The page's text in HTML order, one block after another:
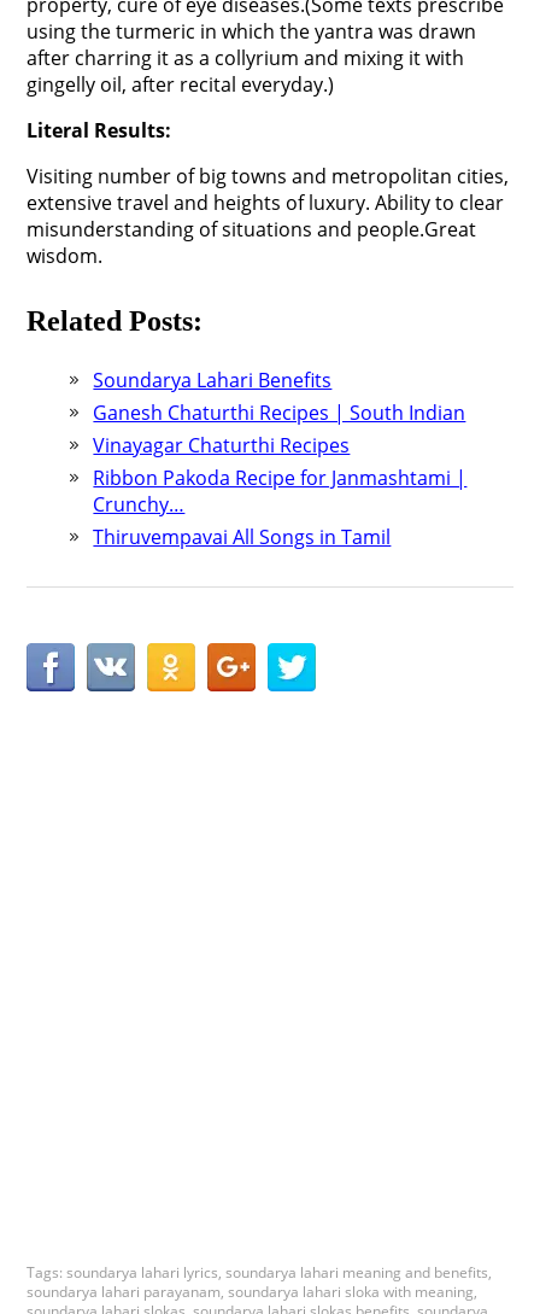
using the turmeric in which the yantra was drawn
after charring it as a collyrium and mixing it with
gingelly oil, after recital everyday.)
Literal Results:
Visiting number of big towns and metropolitan cities,
extensive travel and heights of luxury. Ability to clear
misunderstanding of situations and people.Great
wisdom.
Related Posts:
Soundarya Lahari Benefits
Ganesh Chaturthi Recipes | South Indian
Vinayagar Chaturthi Recipes
Ribbon Pakoda Recipe for Janmashtami |
Crunchy…
Thiruvempavai All Songs in Tamil
Tags:soundarya lahari lyrics,soundarya lahari meaning and benefits,
soundarya lahari parayanam,soundarya lahari sloka with meaning,